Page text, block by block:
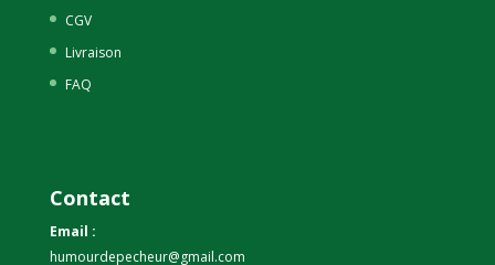
CGV
Livraison
FAQ
Contact
Email :
humourdepecheur@gmail.com